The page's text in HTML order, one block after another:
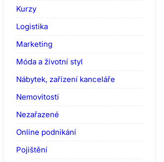
Kurzy
Logistika
Marketing
Móda a životní styl
Nábytek, zařízení kanceláře
Nemovitosti
Nezařazené
Online podnikání
Pojištění